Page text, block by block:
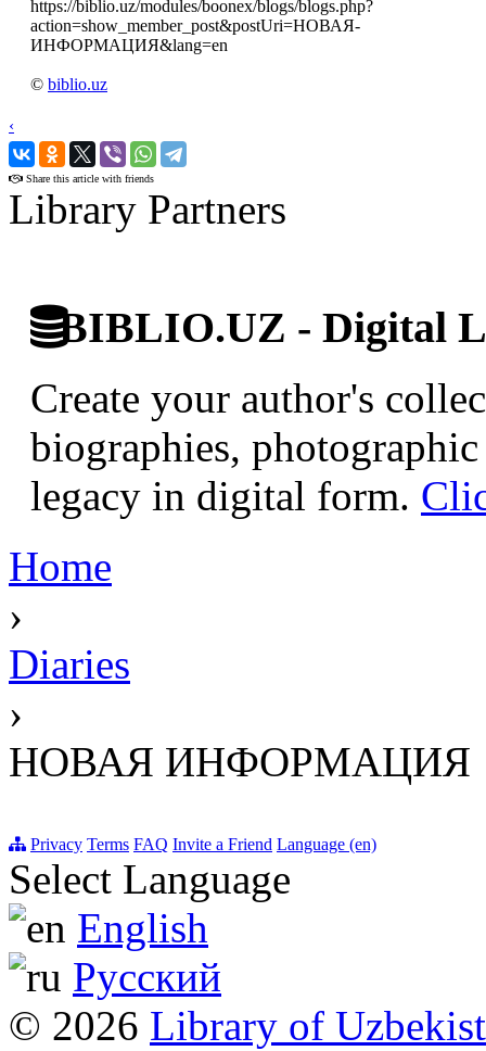
https://biblio.uz/modules/boonex/blogs/blogs.php?
action=show_member_post&postUri=НОВАЯ-
ИНФОРМАЦИЯ&lang=en
© biblio.uz
‹
›
Share this article with friends
Library Partners
BIBLIO.UZ - Digital
Create your author's
biographies,
legacy in digital form.
Home
›
Diaries
›
НОВАЯ ИНФОРМАЦИЯ
Privacy Terms FAQ Invite a Friend Language (en)
Select Language
English
Русский
© 2026 Library of